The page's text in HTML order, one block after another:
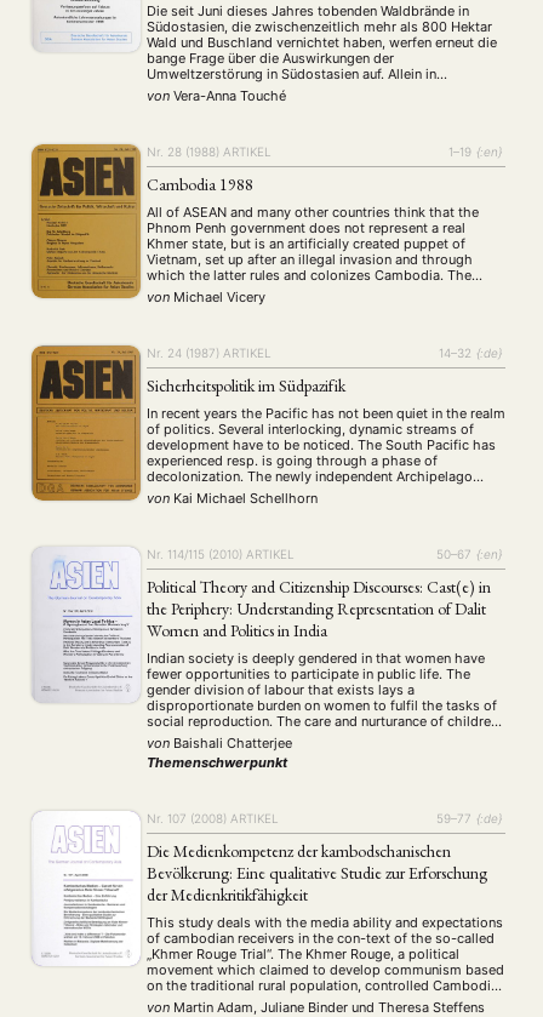
Die seit Juni dieses Jahres tobenden Waldbrände in
Südostasien, die zwischenzeitlich mehr als 800 Hektar
Wald und Buschland vernichtet haben, werfen erneut die
bange Frage über die Auswirkungen der
Umweltzerstörung in Südostasien auf. Allein in
Indonesien sind mittlerweile mehr als 30.000 Menschen
an den Folgen der Rauchbelastung erkrankt. Zusätzlich
von Vera-Anna Touché
Nr. 28 (1988) ARTIKEL 1–19 {:en}
Cambodia 1988
All of ASEAN and many other countries think that the
Phnom Penh government does not represent a real
Khmer state, but is an artificially created puppet of
Vietnam, set up after an illegal invasion and through
which the latter rules and colonizes Cambodia. The
article inquires how accurate this assessment is. State
structure, politics and …
von Michael Vicery
Nr. 24 (1987) ARTIKEL 14–32 {:de}
Sicherheitspolitik im Südpazifik
In recent years the Pacific has not been quiet in the realm
of politics. Several interlocking, dynamic streams of
development have to be noticed. The South Pacific has
experienced resp. is going through a phase of
decolonization. The newly independent Archipelago
states are partly governed by younger, nationalist-
minded politicians whose orientation towards the West
von Kai Michael Schellhorn
Nr. 114/115 (2010) ARTIKEL 50–67 {:en}
Political Theory and Citizenship Discourses: Cast(e) in
the Periphery: Understanding Representation of Dalit
Women and Politics in India
Indian society is deeply gendered in that women have
fewer opportunities to participate in public life. The
gender division of labour that exists lays a
disproportionate burden on women to fulfil the tasks of
social reproduction. The care and nurturance of children,
the sick and the old, household maintenance and
provision for basic needs form …
von Baishali Chatterjee
Themenschwerpunkt
Nr. 107 (2008) ARTIKEL 59–77 {:de}
Die Medienkompetenz der kambodschanischen
Bevölkerung: Eine qualitative Studie zur Erforschung
der Medienkritikfähigkeit
This study deals with the media ability and expectations
of cambodian receivers in the con-text of the so-called
„Khmer Rouge Trial“. The Khmer Rouge, a political
movement which claimed to develop communism based
on the traditional rural population, controlled Cambodia
between 1975 an 1979. During the time of their rule,
von Martin Adam, Juliane Binder und Theresa Steffens